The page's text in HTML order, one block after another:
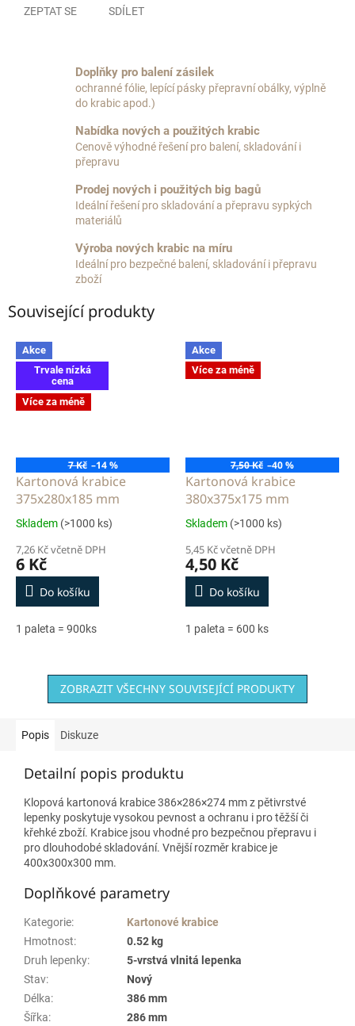
ZEPTAT SE SDÍLET
Doplňky pro balení zásilek
ochranné fólie, lepící pásky přepravní obálky, výplně
do krabic apod.)
Nabídka nových a použitých krabic
Cenově výhodné řešení pro balení, skladování i
přepravu
Prodej nových i použitých big bagů
Ideální řešení pro skladování a přepravu sypkých
materiálů
Výroba nových krabic na míru
Ideální pro bezpečné balení, skladování i přepravu
zboží
Související produkty
Akce
Trvale nízká
cena
Více za méně
7 Kč –14 %
Kartonová krabice
375x280x185 mm
Skladem (>1000 ks)
7,26 Kč včetně DPH
6 Kč
Do košíku
1 paleta = 900ks
Akce
Více za méně
7,50 Kč –40 %
Kartonová krabice
380x375x175 mm
Skladem (>1000 ks)
5,45 Kč včetně DPH
4,50 Kč
Do košíku
1 paleta = 600 ks
ZOBRAZIT VŠECHNY SOUVISEJÍCÍ PRODUKTY
Popis Diskuze
Detailní popis produktu
Klopová kartonová krabice 386×286×274 mm z pětivrstvé
lepenky poskytuje vysokou pevnost a ochranu i pro těžší či
křehké zboží. Krabice jsou vhodné pro bezpečnou přepravu i
pro dlouhodobé skladování. Vnější rozměr krabice je
400x300x300 mm.
Doplňkové parametry
Kategorie:
Kartonové krabice
Hmotnost:
0.52 kg
Druh lepenky:
5-vrstvá vlnitá lepenka
Stav:
Nový
Délka:
386 mm
Šířka:
286 mm